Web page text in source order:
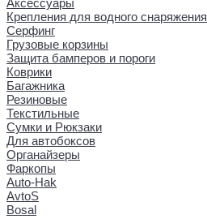
Аксессуары
Крепления для водного снаряжения
Серфинг
Грузовые корзины
Защита бамперов и пороги
Коврики
Багажника
Резиновые
Текстильные
Сумки и Рюкзаки
Для автобоксов
Органайзеры
Фаркопы
Auto-Hak
AvtoS
Bosal